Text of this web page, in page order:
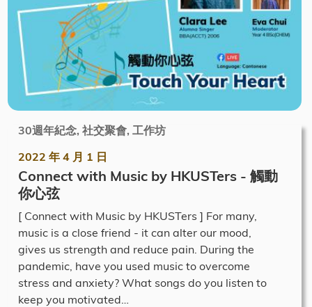
30週年紀念, 社交聚會, 工作坊
2022 年 4 月 1 日
Connect with Music by HKUSTers - 觸動
你心弦
[ Connect with Music by HKUSTers ] For many,
music is a close friend - it can alter our mood,
gives us strength and reduce pain. During the
pandemic, have you used music to overcome
stress and anxiety? What songs do you listen to
keep you motivated…